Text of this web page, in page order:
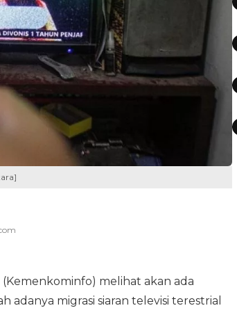
melihat akan ada
adanya migrasi siaran televisi terestrial